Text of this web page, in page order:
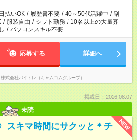
日払いOK / 履歴書不要 / 40～50代活躍中 / 副
/ 服装自由 / シフト勤務 / 10名以上の大量募
/ パソコンスキル不要
応募する 詳細へ
株式会社バイトレ（キャムコムグループ）
掲載日：2026.08.07
未読
NEW
スキマ時間にサクッと＊チ